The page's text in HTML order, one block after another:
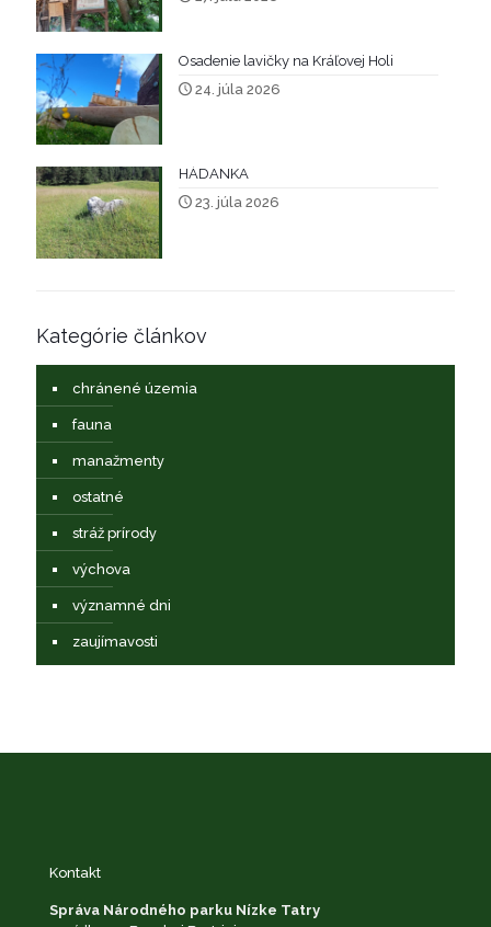
Osadenie lavičky na Kráľovej Holi
24. júla 2026
HÁDANKA
23. júla 2026
Kategórie článkov
chránené územia
fauna
manažmenty
ostatné
stráž prírody
výchova
významné dni
zaujímavosti
Kontakt
Správa Národného parku Nízke Tatry